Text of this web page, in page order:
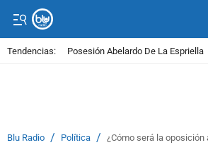
Tendencias: Posesión Abelardo De La Espriella
Blu Radio / Política / ¿Cómo será la oposición